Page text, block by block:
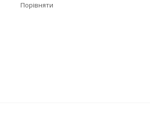
Порівняти